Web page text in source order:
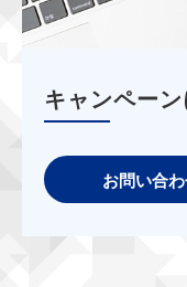
キャンペー
お問い合